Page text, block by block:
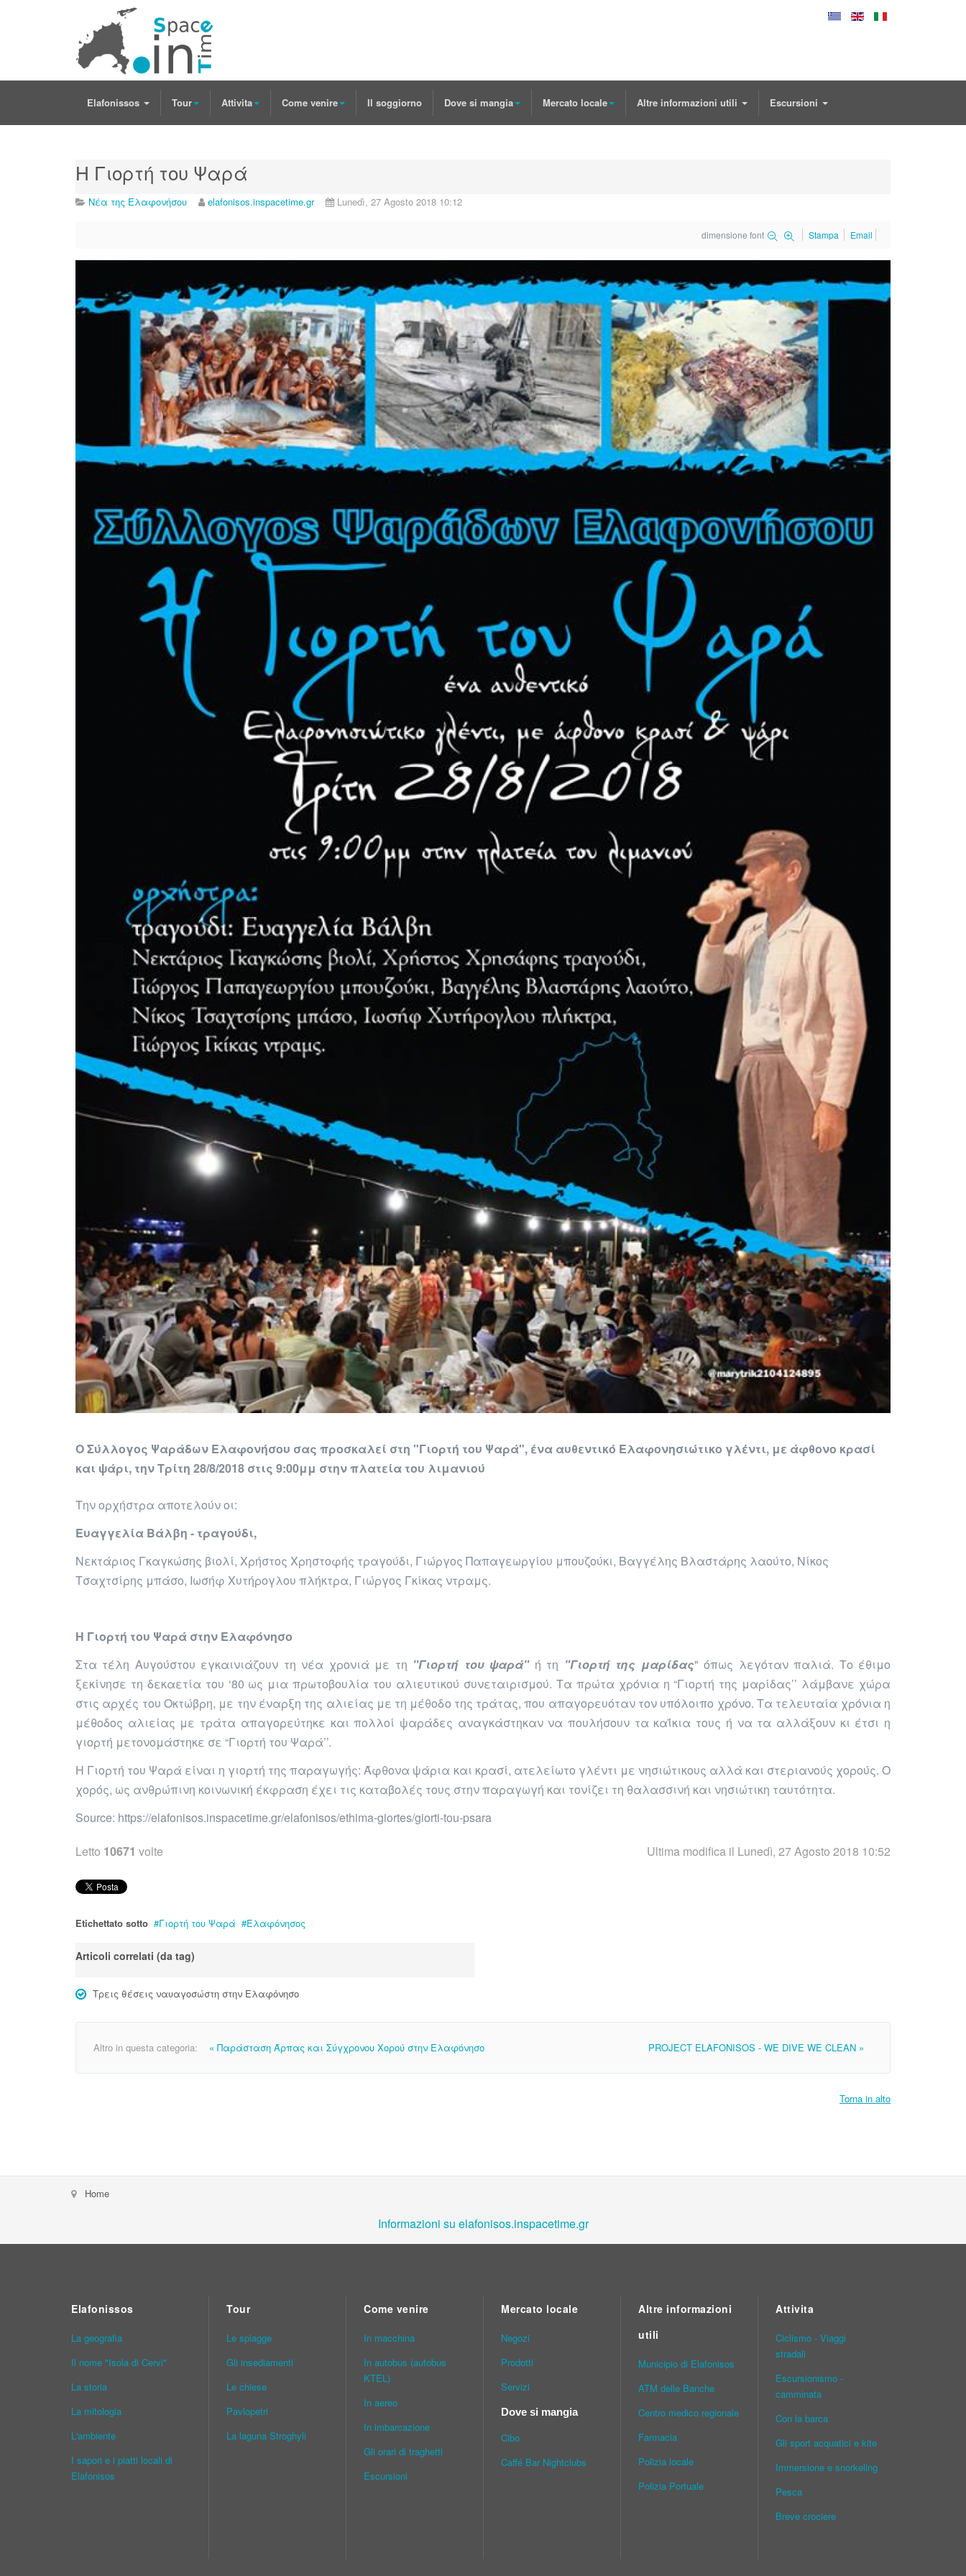
Elafonissos Tour Attivita Come venire Il soggiorno Dove si mangia Mercato locale Altre informazioni utili Escursioni
Η Γιορτή του Ψαρά
Νέα της Ελαφονήσου elafonisos.inspacetime.gr Lunedì, 27 Agosto 2018 10:12
dimensione font Stampa Email
ΟΣύλλογος Ψαράδων Ελαφονήσου σας προσκαλεί στη "Γιορτή του Ψαρά", ένα αυθεντικό Ελαφονησιώτικο γλέντι, με άφθονο κρασί
και ψάρι, τηνΤρίτη 28/8/2018 στις 9:00μμ στην πλατεία του λιμανιού
Την ορχήστρα αποτελούν οι:
Ευαγγελία Βάλβη - τραγούδι,
Νεκτάριος Γκαγκώσης βιολί, Χρήστος Χρηστοφής τραγούδι, Γιώργος Παπαγεωργίου μπουζούκι, Βαγγέλης Βλαστάρης λαούτο, Νίκος
Τσαχτσίρης μπάσο, Ιωσήφ Χυτήρογλου πλήκτρα, Γιώργος Γκίκας ντραμς.
Η Γιορτή του Ψαρά στην Ελαφόνησο
Στα τέλη Αυγούστου εγκαινιάζουν τη νέα χρονιά με τη "Γιορτή του ψαρά"ή τη "Γιορτή της μαρίδας" όπως λεγόταν παλιά. Το έθιμο
ξεκίνησε τη δεκαετία του ‘80 ως μια πρωτοβουλία του αλιευτικού συνεταιρισμού. Τα πρώτα χρόνια η “Γιορτή της μαρίδας’’ λάμβανε χώρα
στις αρχές του Οκτώβρη, με την έναρξη της αλιείας με τη μέθοδο της τράτας, που απαγορευόταν τον υπόλοιπο χρόνο. Τα τελευταία χρόνια η
μέθοδος αλιείας με τράτα απαγορεύτηκε και πολλοί ψαράδες αναγκάστηκαν να πουλήσουν τα καΐκια τους ή να τα αλλάξουν κι έτσι η
γιορτή μετονομάστηκε σε “Γιορτή του Ψαρά’’.
Η Γιορτή του Ψαρά είναι η γιορτή της παραγωγής: Άφθονα ψάρια και κρασί, ατελείωτο γλέντι με νησιώτικους αλλά και στεριανούς χορούς. Ο
χορός, ως ανθρώπινη κοινωνική έκφραση έχει τις καταβολές τους στην παραγωγή και τονίζει τη θαλασσινή και νησιώτικη ταυτότητα.
Source: https://elafonisos.inspacetime.gr/elafonisos/ethima-giortes/giorti-tou-psara
Letto 10671 volte Ultima modifica il Lunedì, 27 Agosto 2018 10:52
Etichettato sotto Γιορτή του Ψαρά Ελαφόνησος
Articoli correlati (da tag)
Τρεις θέσεις ναυαγοσώστη στην Ελαφόνησο
Altro in questa categoria: « Παράσταση Άρπας και Σύγχρονου Χορού στην Ελαφόνησο PROJECT ELAFONISOS - WE DIVE WE CLEAN »
Torna in alto
Home
Informazioni su elafonisos.inspacetime.gr
Elafonissos
La geografia
Il nome "Isola di Cervi"
La storia
La mitologia
L'ambiente
I sapori e i piatti locali di
Elafonisos
Tour
Le spiagge
Gli insediamenti
Le chiese
Pavlopetri
La laguna Stroghyli
Come venire
In macchina
In autobus (autobus
KTEL)
In aereo
In imbarcazione
Gli orari di traghetti
Escursioni
Mercato locale
Νegozi
Prodotti
Servizi
Dove si mangia
Cibo
Caffé Bar Nightclubs
Altre informazioni
utili
Municipio di Elafonisos
ATM delle Banche
Centro medico regionale
Farmacia
Polizia locale
Polizia Portuale
Attivita
Ciclismo - Viaggi
stradali
Escursionismo -
camminata
Con la barca
Gli sport acquatici e kite
Immersione e snorkeling
Pesca
Breve crociere